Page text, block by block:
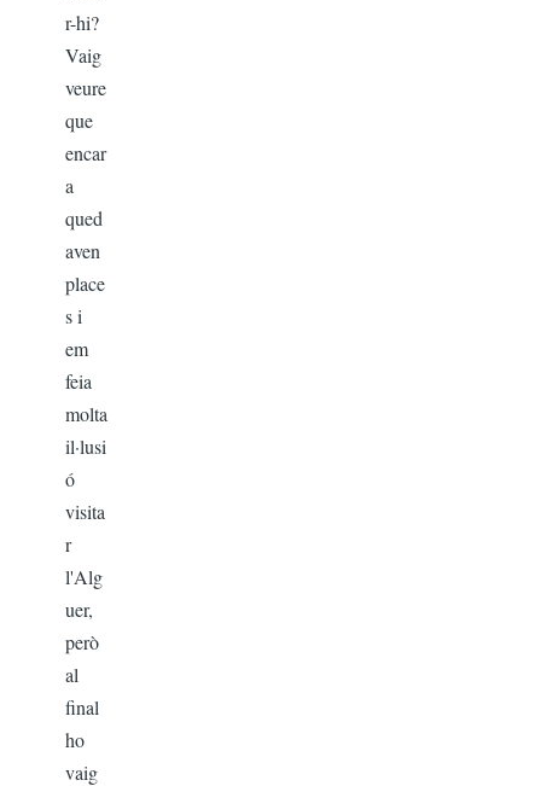
r-hi?
Vaig
veure
que
encar
a
qued
aven
place
s i
em
feia
molta
il·lusi
ó
visita
r
l'Alg
uer,
però
al
final
ho
vaig